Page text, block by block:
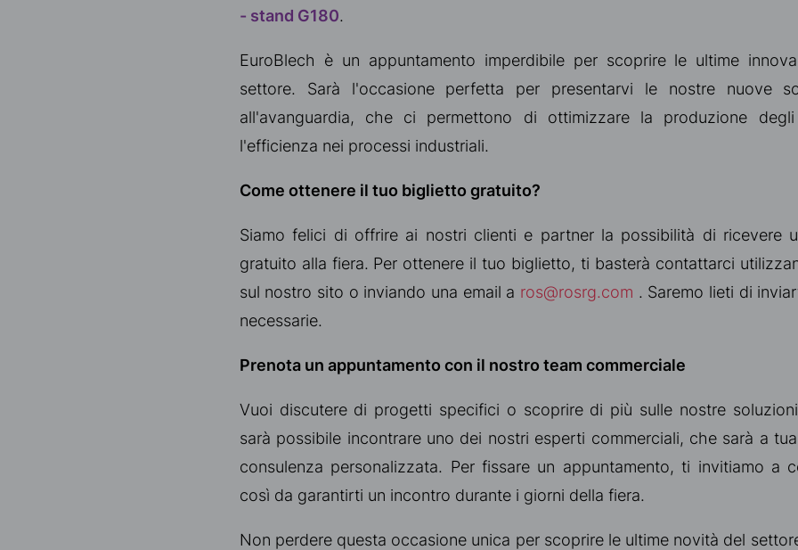
- stand G180.
EuroBlech è un appuntamento imperdibile per scoprire le ultime
settore. Sarà l'occasione perfetta per presentarvi le nostre nuove
all'avanguardia, che ci permettono di ottimizzare la produzione
l'efficienza nei processi industriali.
Come ottenere il tuo biglietto gratuito?
Siamo felici di offrire ai nostri clienti e partner la possibilità di ricevere
gratuito alla fiera. Per ottenere il tuo biglietto, ti basterà contattarci
sul nostro sito o inviando una email a ros@rosrg.com . Saremo lieti di
necessarie.
Prenota un appuntamento con il nostro team commerciale
Vuoi discutere di progetti specifici o scoprire di più sulle nostre
sarà possibile incontrare uno dei nostri esperti commerciali, che sarà a
consulenza personalizzata. Per fissare un appuntamento, ti invitiamo a
così da garantirti un incontro durante i giorni della fiera.
Non perdere questa occasione unica per scoprire le ultime novità del